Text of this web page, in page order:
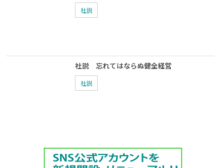
社説
社説 忘れてはならぬ健全経営
社説